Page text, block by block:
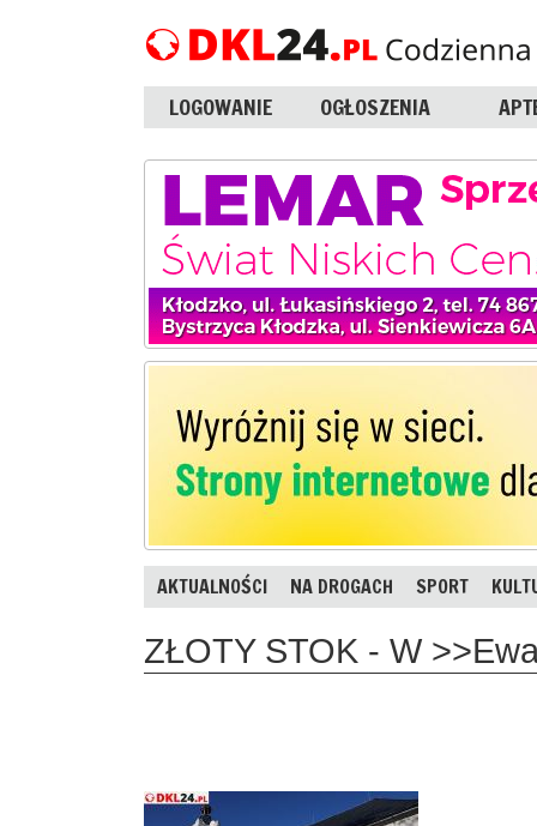
LOGOWANIE OGŁOSZENIA
AKTUALNOŚCI NA DROGACH SPORT
ZŁOTY STOK - W